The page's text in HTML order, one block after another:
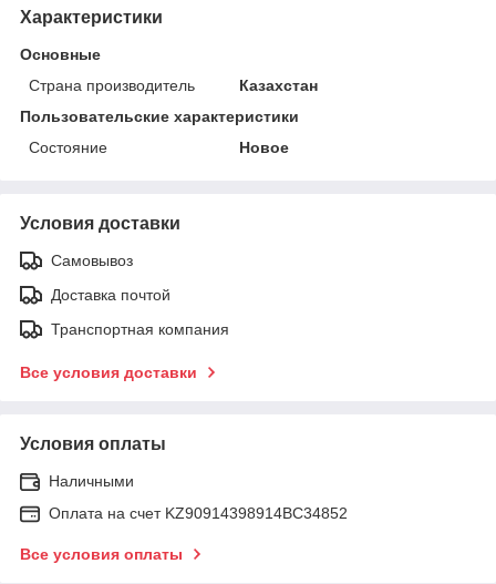
Характеристики
Основные
Страна производитель
Казахстан
Пользовательские характеристики
Состояние
Новое
Условия доставки
Самовывоз
Доставка почтой
Транспортная компания
Все условия доставки
Условия оплаты
Наличными
Оплата на счет KZ90914398914ВС34852
Все условия оплаты